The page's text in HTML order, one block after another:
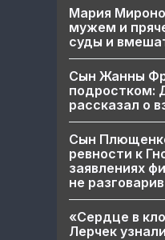
Мария
мужем и
суды и
Сын Жанны
подростком:
рассказал о
Сын
ревности к
заявлениях
не
«Сердце в
Лерчек